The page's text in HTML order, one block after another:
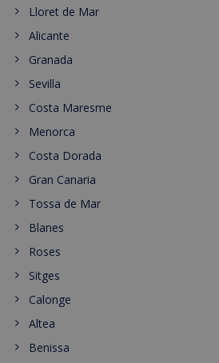
Lloret de Mar
Alicante
Granada
Sevilla
Costa Maresme
Menorca
Costa Dorada
Gran Canaria
Tossa de Mar
Blanes
Roses
Sitges
Calonge
Altea
Benissa